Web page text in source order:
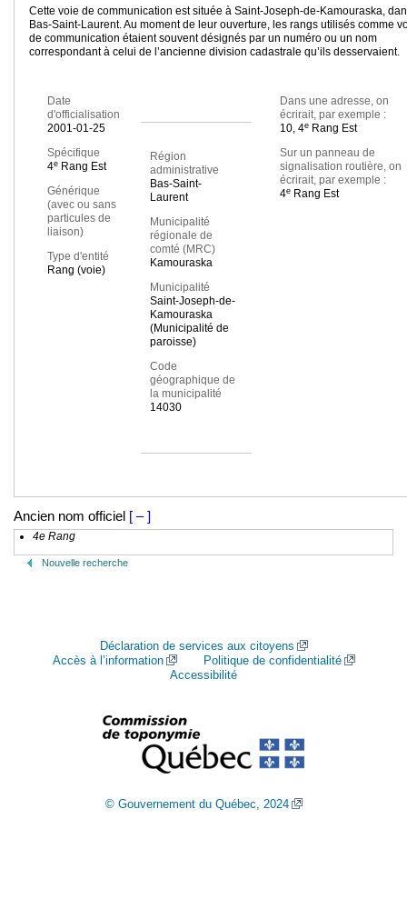
Cette voie de communication est située à Saint-Joseph-de-Kamouraska,
Bas-Saint-Laurent. Au moment de leur ouverture, les rangs utilisés comme
de communication étaient souvent désignés par un numéro ou un nom
correspondant à celui de l’ancienne division cadastrale qu’ils desservaient.
Date
d'officialisation
2001-01-25
Spécifique
4e Rang Est
Générique
(avec ou sans
particules de
liaison)
Type d'entité
Rang (voie)
Région
administrative
Bas-Saint-
Laurent
Municipalité
régionale de
comté (MRC)
Kamouraska
Municipalité
Saint-Joseph-de-
Kamouraska
(Municipalité de
paroisse)
Code
géographique de
la municipalité
14030
Dans une adresse, on
écrirait, par exemple :
10, 4eRang Est
Sur un panneau de
signalisation routière, on
écrirait, par exemple :
4eRang Est
Ancien nom officiel [ – ]
4e Rang
Nouvelle recherche
Déclaration de services aux citoyens
Accès à l’information
Politique de confidentialité
Accessibilité
© Gouvernement du Québec, 2024